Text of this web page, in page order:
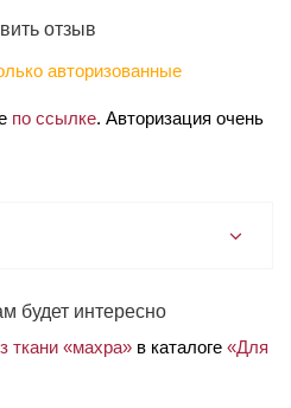
отзыв
авторизованные
по ссылке. Авторизация очень
будет интересно
ткани «махра» в каталоге «Для